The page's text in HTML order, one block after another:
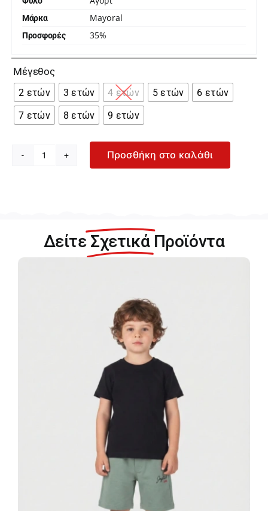
Μάρκα Mayoral
Προσφορές 35%
Μέγεθος
2 ετών 3 ετών 4 ετών 5 ετών
6 ετών
7 ετών
8 ετών 9 ετών
Mayoral
26-
Προσθήκη στο καλάθι
Δείτε Σχετικά Προϊόντα